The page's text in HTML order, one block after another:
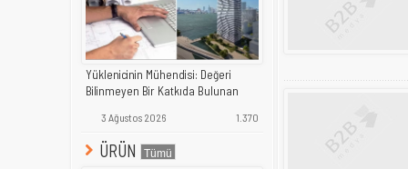
Yüklenicinin Mühendisi: Değeri
Bilinmeyen Bir Katkıda Bulunan
3 Ağustos 2026 1.370
ÜRÜN